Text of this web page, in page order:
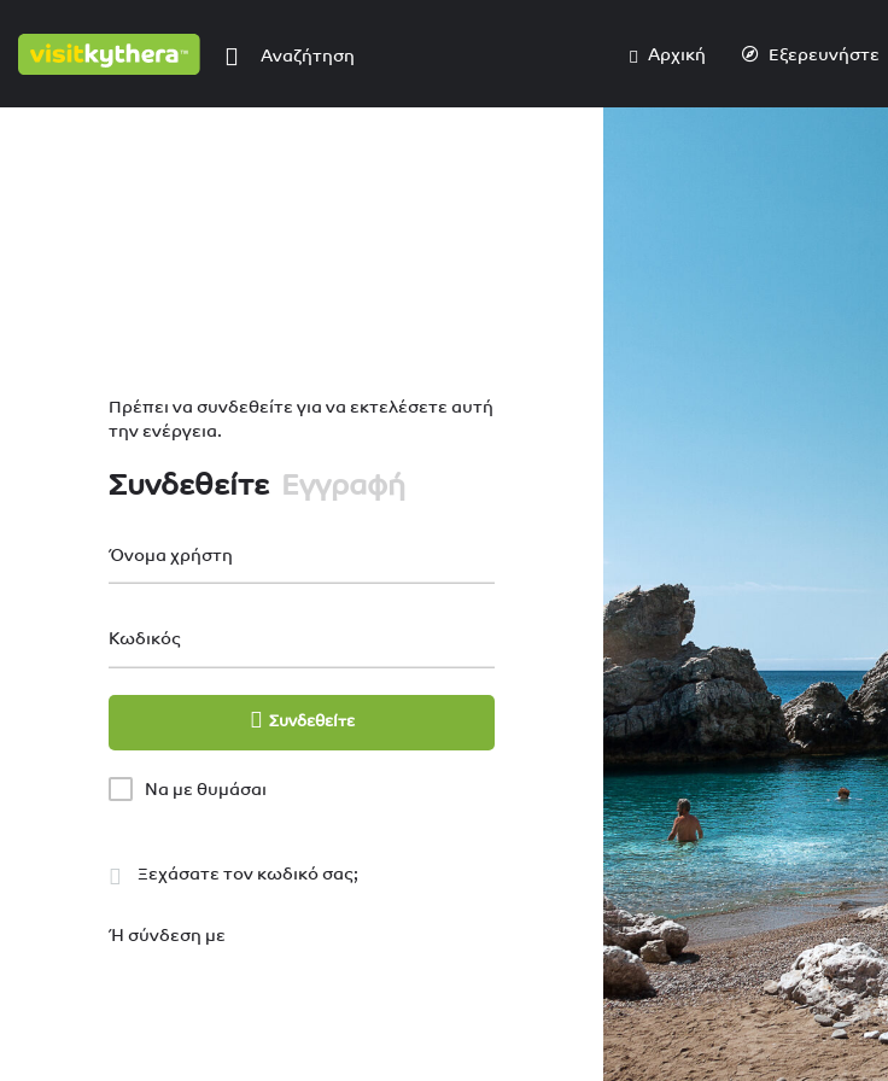
Αρχική Εξερευνήστε
Πρέπει να συνδεθείτε για να εκτελέσετε αυτή
την ενέργεια.
Συνδεθείτε Εγγραφή
Όνομα χρήστη
Κωδικός
Συνδεθείτε
Να με θυμάσαι
Ξεχάσατε τον κωδικό σας;
Ή σύνδεση με